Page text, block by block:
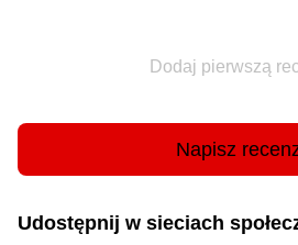
Dodaj pierwszą
Napisz
Udostępnij w sieciach